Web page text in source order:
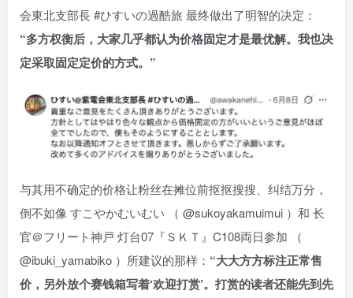
会東北支部長 #ひすいの過酷旅 最终做出了明智的决定：
“多方权衡后，大家几乎都认为价格固定才是最优解。我也决
定采取固定定价的方式。”
与其用不确定的价格让粉丝在摊位前抠抠搜搜、纠结万分，
倒不如像 すこやかむいむい （ @sukoyakamuimui ）和 长
官＠フリート神戸 灯台07『ＳＫＴ』C108両日参加 （
@ibuki_yamabiko ）所建议的那样： “大大方方标注正常售
价，另外放个赛钱箱写着‘欢迎打赏’。打赏的读者还能先到先